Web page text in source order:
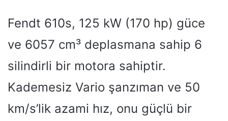
Fendt 610s, 125 kW (170 hp) güce
ve 6057 cm³ deplasmana sahip 6
silindirli bir motora sahiptir.
Kademesiz Vario şanzıman ve 50
km/s’lik azami hız, onu güçlü bir